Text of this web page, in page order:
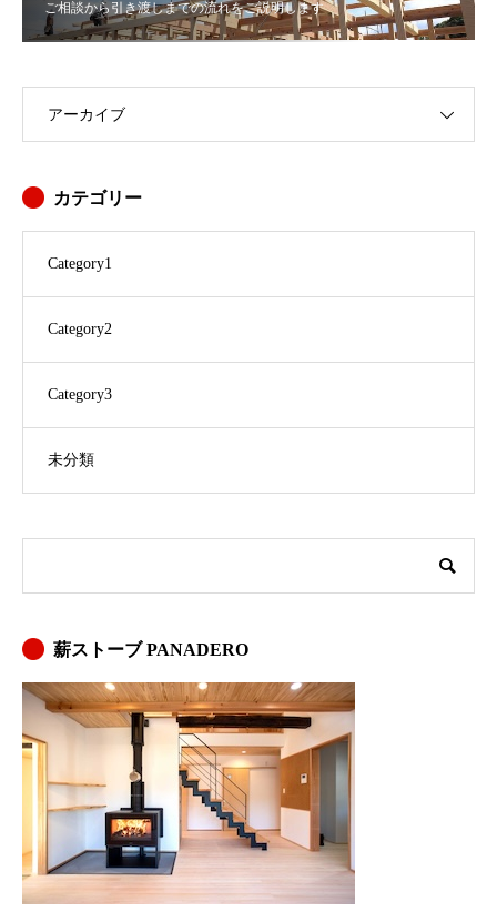
ご相談から引き渡しまでの流れをご説明します
アーカイブ
カテゴリー
Category1
Category2
Category3
未分類
薪ストーブ PANADERO